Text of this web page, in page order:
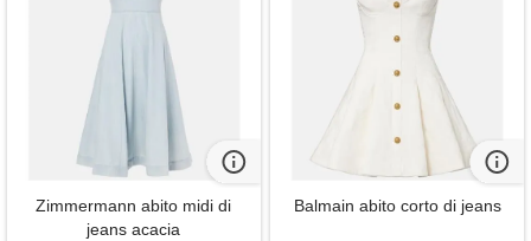
Zimmermann abito midi di
jeans acacia
Balmain abito corto di jeans